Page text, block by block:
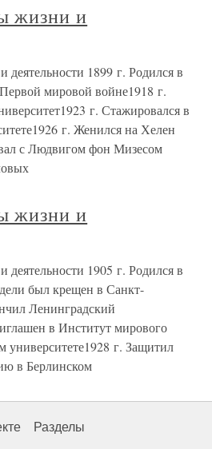
жизни и
1899 г. Родился в
мировой войне1918 г.
г. Стажировался в
г. Женился на Хелен
с Людвигом фон Мизесом
жизни и
1905 г. Родился в
был крещен в Санкт-
Ленинградский
в Институт мирового
университете1928 г. Защитил
в Берлинском
Разделы